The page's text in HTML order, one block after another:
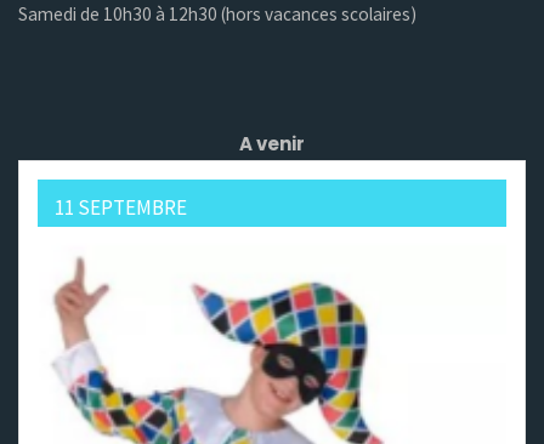
Samedi de 10h30 à 12h30 (hors vacances scolaires)
A venir
11 SEPTEMBRE